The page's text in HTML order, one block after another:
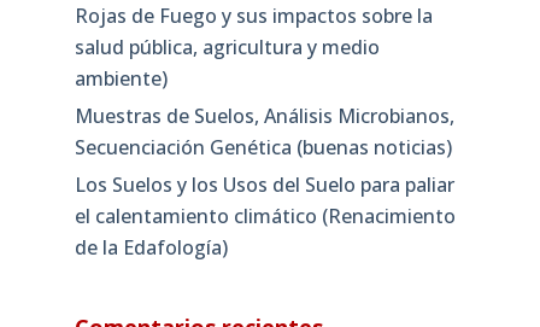
Rojas de Fuego y sus impactos sobre la
salud pública, agricultura y medio
ambiente)
Muestras de Suelos, Análisis Microbianos,
Secuenciación Genética (buenas noticias)
Los Suelos y los Usos del Suelo para paliar
el calentamiento climático (Renacimiento
de la Edafología)